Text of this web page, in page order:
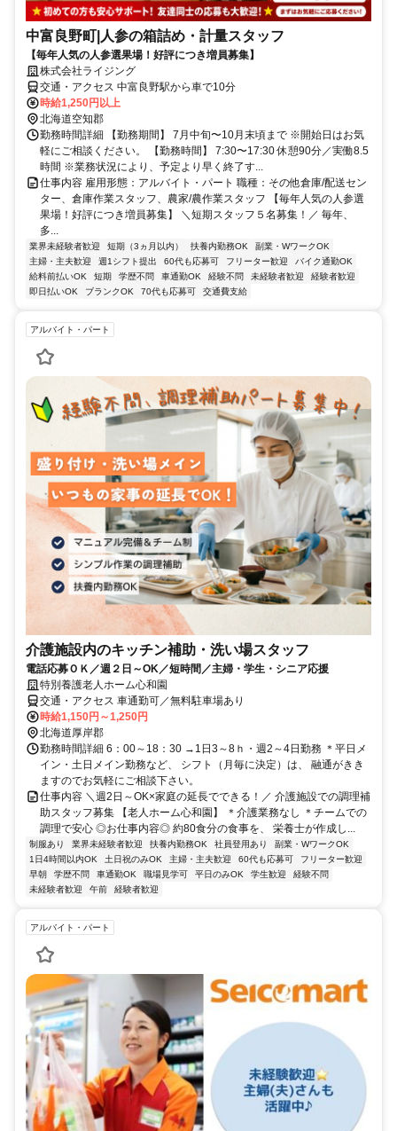
中富良野町|人参の箱詰め・計量スタッフ
【毎年人気の人参選果場！好評につき増員募集】
株式会社ライジング
交通・アクセス 中富良野駅から車で10分
時給1,250円以上
北海道空知郡
勤務時間詳細 【勤務期間】 7月中旬〜10月末頃まで ※開始日はお気
軽にご相談ください。 【勤務時間】 7:30〜17:30 休憩90分／実働8.5
時間 ※業務状況により、予定より早く終了す...
仕事内容 雇用形態：アルバイト・パート 職種：その他倉庫/配送セン
ター、倉庫作業スタッフ、農家/農作業スタッフ 【毎年人気の人参選
果場！好評につき増員募集】 ＼短期スタッフ５名募集！／ 毎年、
多...
業界未経験者歓迎 短期（3ヵ月以内） 扶養内勤務OK
副業・WワークOK
主婦・主夫歓迎
週1シフト提出 60代も応募可 フリーター歓迎
バイク通勤OK
給料前払いOK
短期 学歴不問 車通勤OK 経験不問 未経験者歓迎
経験者歓迎
即日払いOK
ブランクOK 70代も応募可 交通費支給
アルバイト・パート
介護施設内のキッチン補助・洗い場スタッフ
電話応募ＯＫ／週２日～OK／短時間／主婦・学生・シニア応援
特別養護老人ホーム心和園
交通・アクセス 車通勤可／無料駐車場あり
時給1,150円～1,250円
北海道厚岸郡
勤務時間詳細 6：00～18：30 →1日3～8ｈ・週2～4日勤務 ＊平日メ
イン・土日メイン勤務など、 シフト（月毎に決定）は、 融通がきき
ますのでお気軽にご相談下さい。
仕事内容 ＼週2日～OK×家庭の延長でできる！／ 介護施設での調理補
助スタッフ募集 【老人ホーム心和園】 ＊介護業務なし ＊チームでの
調理で安心 ◎お仕事内容◎ 約80食分の食事を、 栄養士が作成し...
制服あり 業界未経験者歓迎 扶養内勤務OK 社員登用あり
副業・WワークOK
1日4時間以内OK
土日祝のみOK 主婦・主夫歓迎 60代も応募可
フリーター歓迎
早朝
学歴不問 車通勤OK 職場見学可 平日のみOK 学生歓迎
経験不問
未経験者歓迎
午前 経験者歓迎
アルバイト・パート